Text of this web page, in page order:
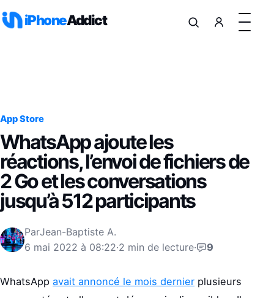
iPhoneAddict
App Store
WhatsApp ajoute les
réactions, l’envoi de fichiers de
2 Go et les conversations
jusqu’à 512 participants
ParJean-Baptiste A.
6 mai 2022 à 08:22·2 min de lecture· 9
WhatsApp avait annoncé le mois dernier plusieurs